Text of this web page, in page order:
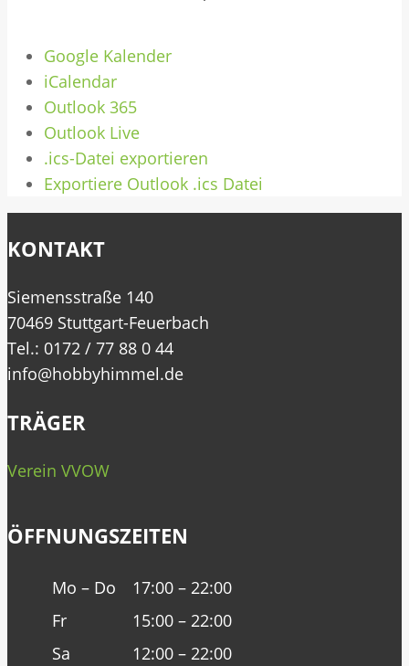
Google Kalender
iCalendar
Outlook 365
Outlook Live
.ics-Datei exportieren
Exportiere Outlook .ics Datei
KONTAKT
Siemensstraße 140
70469 Stuttgart-Feuerbach
Tel.: 0172 / 77 88 0 44
info@hobbyhimmel.de
TRÄGER
Verein VVOW
ÖFFNUNGSZEITEN
Mo – Do
17:00 – 22:00
Fr
15:00 – 22:00
Sa
12:00 – 22:00